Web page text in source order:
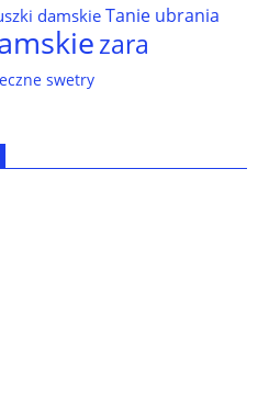
damskieTanie ubrania
zara
swetry